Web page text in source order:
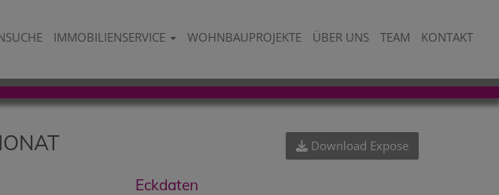
IMMOBILIENSERVICE WOHNBAUPROJEKTE ÜBER UNS TEAM KONTAKT
Download Expose
Eckdaten